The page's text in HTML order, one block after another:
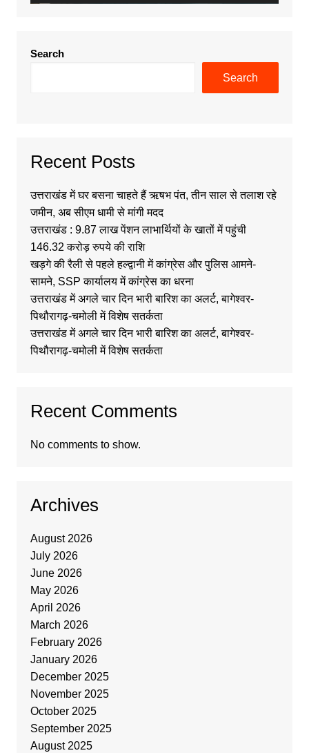
Search
Search
Recent Posts
उत्तराखंड में घर बसना चाहते हैं ऋषभ पंत, तीन साल से तलाश रहे
जमीन, अब सीएम धामी से मांगी मदद
उत्तराखंड : 9.87 लाख पेंशन लाभार्थियों के खातों में पहुंची
146.32 करोड़ रुपये की राशि
खड़गे की रैली से पहले हल्द्वानी में कांग्रेस और पुलिस आमने-
सामने, SSP कार्यालय में कांग्रेस का धरना
उत्तराखंड में अगले चार दिन भारी बारिश का अलर्ट, बागेश्वर-
पिथौरागढ़-चमोली में विशेष सतर्कता
उत्तराखंड में अगले चार दिन भारी बारिश का अलर्ट, बागेश्वर-
पिथौरागढ़-चमोली में विशेष सतर्कता
Recent Comments
No comments to show.
Archives
August 2026
July 2026
June 2026
May 2026
April 2026
March 2026
February 2026
January 2026
December 2025
November 2025
October 2025
September 2025
August 2025